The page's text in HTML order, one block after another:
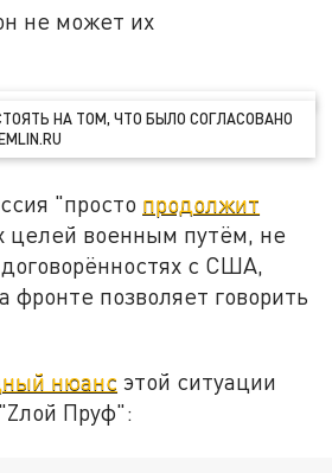
не может их
НА ТОМ, ЧТО БЫЛО СОГЛАСОВАНО
"просто продолжит
целей военным путём, не
с США,
фронте позволяет говорить
нюанс этой ситуации
Пруф":